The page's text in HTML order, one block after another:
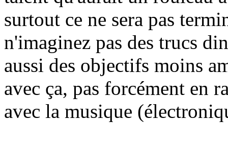
surtout ce ne sera pas
n'imaginez pas des trucs
aussi des objectifs moins
avec ça, pas forcément en
avec la musique